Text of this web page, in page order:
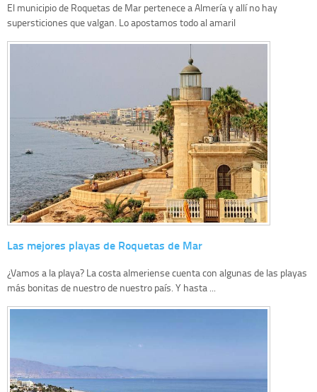
El municipio de Roquetas de Mar pertenece a Almería y allí no hay
supersticiones que valgan. Lo apostamos todo al amaril
Las mejores playas de Roquetas de Mar
¿Vamos a la playa? La costa almeriense cuenta con algunas de las playas
más bonitas de nuestro de nuestro país. Y hasta ...